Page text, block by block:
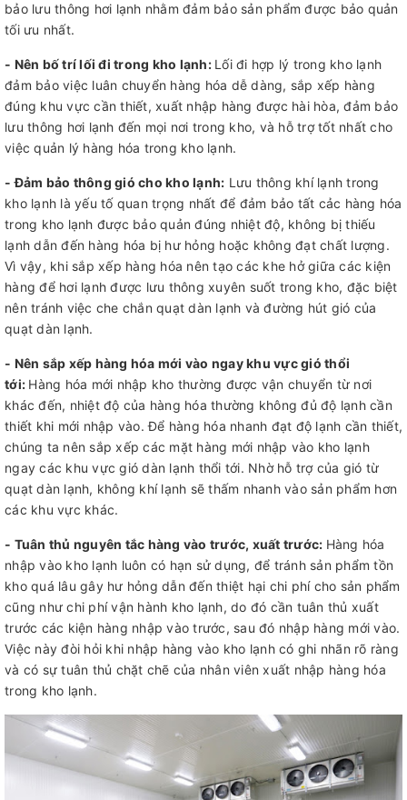
bảo lưu thông hơi lạnh nhằm đảm bảo sản phẩm được bảo quản
tối ưu nhất.
- Nên bố trí lối đi trong kho lạnh: Lối đi hợp lý trong kho lạnh
đảm bảo việc luân chuyển hàng hóa dễ dàng, sắp xếp hàng
đúng khu vực cần thiết, xuất nhập hàng được hài hòa, đảm bảo
lưu thông hơi lạnh đến mọi nơi trong kho, và hỗ trợ tốt nhất cho
việc quản lý hàng hóa trong kho lạnh.
- Đảm bảo thông gió cho kho lạnh: Lưu thông khí lạnh trong
kho lạnh là yếu tố quan trọng nhất để đảm bảo tất cảc hàng hóa
trong kho lạnh được bảo quản đúng nhiệt độ, không bị thiếu
lạnh dẫn đến hàng hóa bị hư hỏng hoặc không đạt chất lượng.
Vì vậy, khi sắp xếp hàng hóa nên tạo các khe hở giữa các kiện
hàng để hơi lạnh được lưu thông xuyên suốt trong kho, đặc biệt
nên tránh việc che chắn quạt dàn lạnh và đường hút gió của
quạt dàn lạnh.
- Nên sắp xếp hàng hóa mới vào ngay khu vực gió thổi
tới: Hàng hóa mới nhập kho thường được vận chuyển từ nơi
khác đến, nhiệt độ của hàng hóa thường không đủ độ lạnh cần
thiết khi mới nhập vào. Để hàng hóa nhanh đạt độ lạnh cần thiết,
chúng ta nên sắp xếp các mặt hàng mới nhập vào kho lạnh
ngay các khu vực gió dàn lạnh thổi tới. Nhờ hỗ trợ của gió từ
quạt dàn lạnh, không khí lạnh sẽ thấm nhanh vào sản phẩm hơn
các khu vực khác.
- Tuân thủ nguyên tắc hàng vào trước, xuất trước: Hàng hóa
nhập vào kho lạnh luôn có hạn sử dụng, để tránh sản phẩm tồn
kho quá lâu gây hư hỏng dẫn đến thiệt hại chi phí cho sản phẩm
cũng như chi phí vận hành kho lạnh, do đó cần tuân thủ xuất
trước các kiện hàng nhập vào trước, sau đó nhập hàng mới vào.
Việc này đòi hỏi khi nhập hàng vào kho lạnh có ghi nhãn rõ ràng
và có sự tuân thủ chặt chẽ của nhân viên xuất nhập hàng hóa
trong kho lạnh.